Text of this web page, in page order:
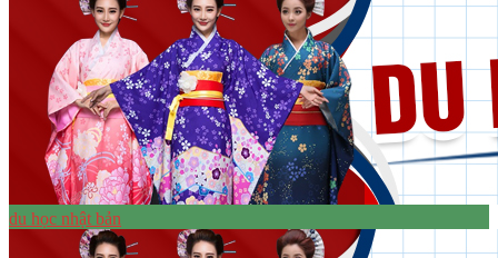
du học nhật bản